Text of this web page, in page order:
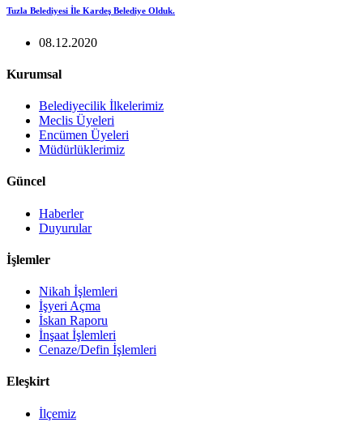
Tuzla Belediyesi İle Kardeş Belediye Olduk.
08.12.2020
Kurumsal
Belediyecilik İlkelerimiz
Meclis Üyeleri
Encümen Üyeleri
Müdürlüklerimiz
Güncel
Haberler
Duyurular
İşlemler
Nikah İşlemleri
İşyeri Açma
İskan Raporu
İnşaat İşlemleri
Cenaze/Defin İşlemleri
Eleşkirt
İlçemiz